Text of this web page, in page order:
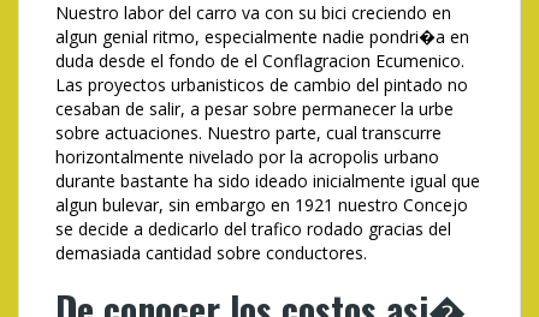
Nuestro labor del carro va con su bici creciendo en
algun genial ritmo, especialmente nadie pondri�a en
duda desde el fondo de el Conflagracion Ecumenico.
Las proyectos urbanisticos de cambio del pintado no
cesaban de salir, a pesar sobre permanecer la urbe
sobre actuaciones. Nuestro parte, cual transcurre
horizontalmente nivelado por la acropolis urbano
durante bastante ha sido ideado inicialmente igual que
algun bulevar, sin embargo en 1921 nuestro Concejo
se decide a dedicarlo del trafico rodado gracias del
demasiada cantidad sobre conductores.